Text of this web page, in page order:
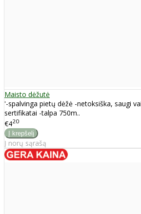
Maisto dėžutė
'-spalvinga pietų dėžė -netoksiška, saugi
sertifikatai -talpa 750m..
€420
Į norų sąrašą